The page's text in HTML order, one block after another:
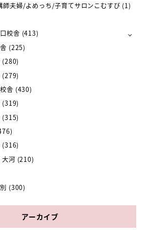
師夫婦/よめっち/子育てサロンこむすび (1)
校舎 (413)
(225)
(280)
(279)
舎 (430)
(319)
(315)
(316)
大河 (210)
(300)
アーカイブ